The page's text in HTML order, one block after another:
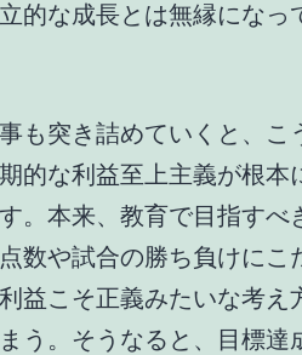
的な成長とは無縁になっ
も突き詰めていくと、こ
的な利益至上主義が根本
。本来、教育で目指すべ
数や試合の勝ち負けにこ
益こそ正義みたいな考え
う。そうなると、目標達